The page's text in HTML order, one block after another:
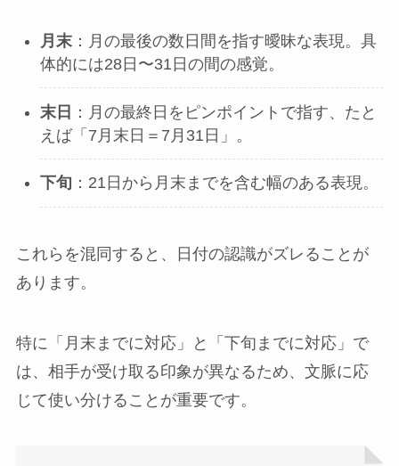
月末：月の最後の数日間を指す曖昧な表現。具
体的には28日〜31日の間の感覚。
末日 ：月の最終日をピンポイントで指す、たと
えば「7月末日＝7月31日」。
下旬 ：21日から月末までを含む幅のある表現。
これらを混同すると、日付の認識がズレることが
あります。
特に「月末までに対応」と「下旬までに対応」で
は、相手が受け取る印象が異なるため、文脈に応
じて使い分けることが重要です。